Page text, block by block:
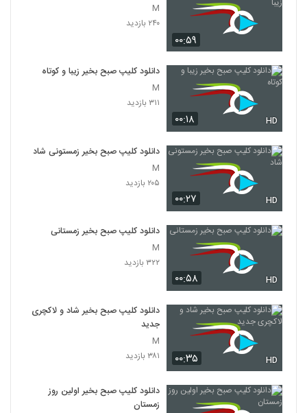
۰۰:۵۹
M
۲۴۰ بازدید
۰۰:۱۸ HD
دانلود کلیپ صبح بخیر زیبا و کوتاه
M
۳۱۱ بازدید
۰۰:۲۷ HD
دانلود کلیپ صبح بخیر زمستونی شاد
M
۲۰۵ بازدید
۰۰:۵۸ HD
دانلود کلیپ صبح بخیر زمستانی
M
۳۲۲ بازدید
۰۰:۳۵ HD
دانلود کلیپ صبح بخیر شاد و لاکچری
جدید
M
۳۸۱ بازدید
دانلود کلیپ صبح بخیر اولین روز
زمستان